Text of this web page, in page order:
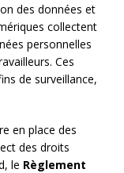
des données et
collectent
personnelles
Ces
de surveillance,
en place des
des droits
le Règlement